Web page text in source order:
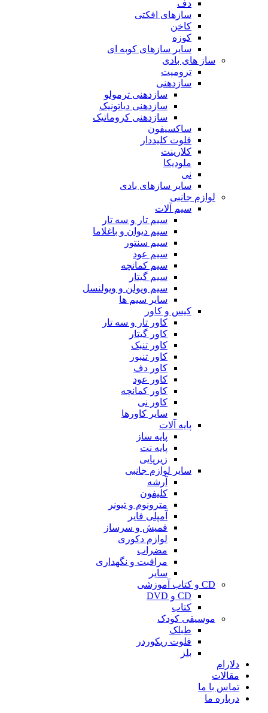
دف
سازهای افکتی
کاخن
کوزه
سایر سازهای کوبه ای
ساز های بادی
ترومپت
سازدهنی
سازدهنی ترمولو
سازدهنی دیاتونیک
سازدهنی کروماتیک
ساکسیفون
فلوت کلیددار
کلارینت
ملودیکا
نی
سایر سازهای بادی
لوازم جانبی
سیم آلات
سیم تار و سه تار
سیم دیوان و باغلاما
سیم سنتور
سیم عود
سیم کمانچه
سیم گیتار
سیم ویولن و ویولنسل
سایر سیم ها
کیس و کاور
کاور تار و سه تار
کاور گیتار
کاور تنبک
کاور تنبور
کاور دف
کاور عود
کاور کمانچه
کاور نی
سایر کاورها
پایه آلات
پایه ساز
پایه نت
زیرپایی
سایر لوازم جانبی
آرشه
کلیفون
مترونوم و تیونر
آمپلی فایر
قمیش و سرساز
لوازم دکوری
مضراب
مراقبت و نگهداری
سایر
CD و کتاب آموزشی
CD و DVD
کتاب
موسیقی کودک
طبلک
فلوت ریکوردر
بلز
دلارام
مقالات
تماس با ما
درباره ما